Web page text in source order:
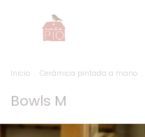
Inicio Cerámica pintada a mano
Bowls M